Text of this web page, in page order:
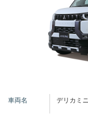
車両名 デリカミニ